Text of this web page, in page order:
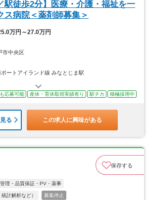
駅徒歩2分】医療・介護・福祉を一
ス病院＜薬剤師募集＞
万円～27.0万円
市中央区
ートアイランド線 みなとじま駅
応募可能 産休・育休取得実績有り 駅チカ 積極採用中
る この求人に興味がある
保存する
理・品質保証・PV・薬事
計解析など） 募集停止